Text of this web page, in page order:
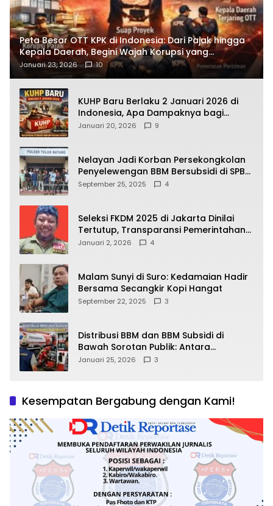
Peta Besar OTT KPK di Indonesia: Dari Pajak hingga
Kepala Daerah, Begini Wajah Korupsi yang
Terbongkar
Januari 23, 2026 10
KUHP Baru Berlaku 2 Januari 2026 di
Indonesia, Apa Dampaknya bagi
Kehidupan Warga? Ini Aturan Kunci
Januari 20, 2026 9
Nelayan Jadi Korban Persekongkolan
Penyelewengan BBM Bersubsidi di SPBU
64.78809 Teluk Batang
September 25, 2025 4
Seleksi FKDM 2025 di Jakarta Dinilai
Tertutup, Transparansi Pemerintahan
Pramono–Rano Dipertanyakan
Januari 2, 2026 4
Malam Sunyi di Suro: Kedamaian Hadir
Bersama Secangkir Kopi Hangat
September 22, 2025 3
Distribusi BBM dan BBM Subsidi di
Bawah Sorotan Publik: Antara
Kepentingan Negara, Hak Konsumen,
Januari 25, 2026 3
Kesempatan Bergabung dengan Kami!